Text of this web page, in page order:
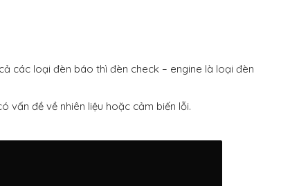
các loại đèn báo thì đèn check – engine là loại đèn
vấn đề về nhiên liệu hoặc cảm biến lỗi.